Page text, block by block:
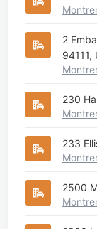
2
94111,
230
233
2500